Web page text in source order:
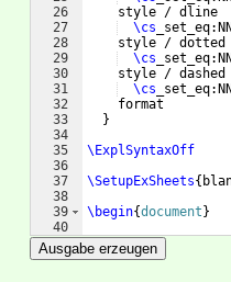
26
27
28
29
30
31
32
33
34
35
36
37
38
39
40
41
style / dline
\cs
style / dotted
\cs
style / dashed
\cs
format
}
\ExplSyntaxOff
\SetupExSheets{
\begin{document }
\begin{question
Ausgabe erzeugen